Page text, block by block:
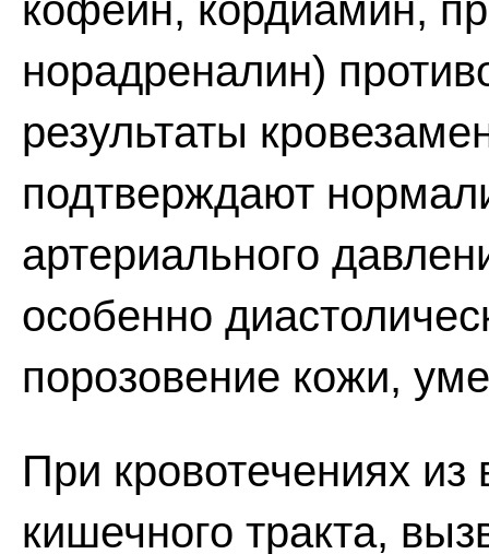
кофеин, кордиамин,
норадреналин)
результаты
подтверждают
артериального
особенно
порозовение кожи,
При кровотечениях
кишечного тракта,